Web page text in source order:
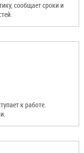
сообщает сроки и
к работе.